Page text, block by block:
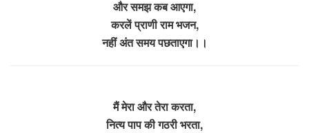
और समझ कब आएगा,
करलें प्राणी राम भजन,
नहीं अंत समय पछताएगा।।
मैं मेरा और तेरा करता,
नित्य पाप की गठरी भरता,